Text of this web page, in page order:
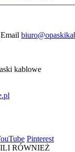
Email
kablowe
Pinterest
RÓWNIEŻ